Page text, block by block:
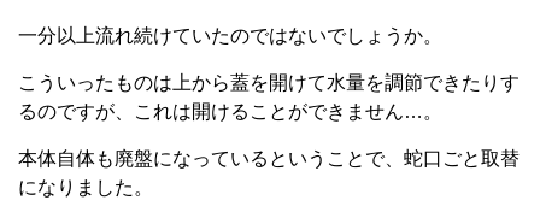
一分以上流れ続けていたのではないでしょうか。
こういったものは上から蓋を開けて水量を調節できたりす
るのですが、これは開けることができません…。
本体自体も廃盤になっているということで、蛇口ごと取替
になりました。